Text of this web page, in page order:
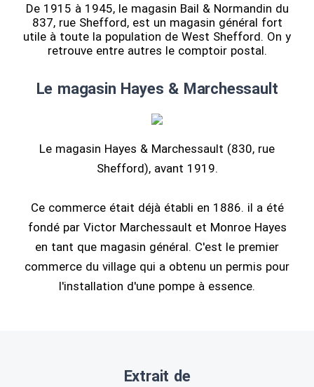
De 1915 à 1945, le magasin Bail & Normandin du
837, rue Shefford, est un magasin général fort
utile à toute la population de West Shefford. On y
retrouve entre autres le comptoir postal.
Le magasin Hayes & Marchessault
Le magasin Hayes & Marchessault (830, rue
Shefford), avant 1919.
Ce commerce était déjà établi en 1886. il a été
fondé par Victor Marchessault et Monroe Hayes
en tant que magasin général. C'est le premier
commerce du village qui a obtenu un permis pour
l'installation d'une pompe à essence.
Extrait de